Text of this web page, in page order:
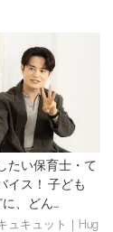
たい保育士・て
イス！ 子ども
、どん...
ュキュット｜Hug